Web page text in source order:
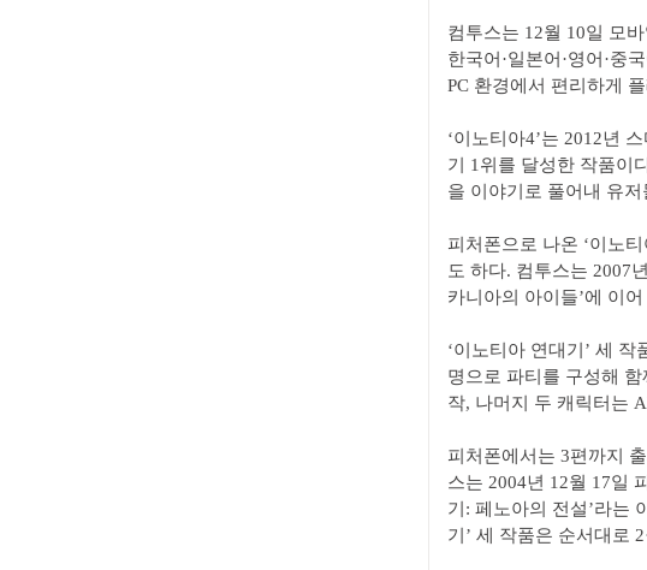
컴투스는 12월 10일 모
한국어·일본어·영어·중
PC 환경에서 편리하게
‘이노티아4’는 2012년
기 1위를 달성한 작품이
을 이야기로 풀어내 유
피처폰으로 나온 ‘이노
도 하다. 컴투스는 2007
카니아의 아이들’에 이
‘이노티아 연대기’ 세
명으로 파티를 구성해
작, 나머지 두 캐릭터는
피처폰에서는 3편까지
스는 2004년 12월 17일
기: 페노아의 전설’라는
기’ 세 작품은 순서대로